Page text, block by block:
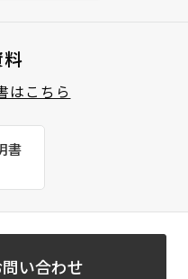
料
はこちら
書
い合わせ